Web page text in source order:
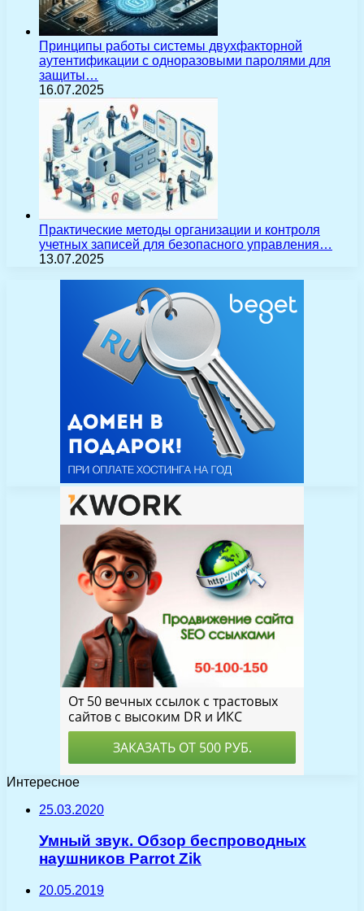
Принципы работы системы двухфакторной
аутентификации с одноразовыми паролями для
защиты…
16.07.2025
Практические методы организации и контроля
учетных записей для безопасного управления…
13.07.2025
Интересное
25.03.2020
Умный звук. Обзор беспроводных
наушников Parrot Zik
20.05.2019